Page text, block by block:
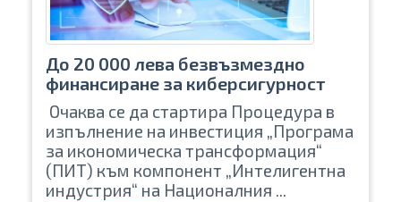
До 20 000 лева безвъзмездно
финансиране за киберсигурност
Очаква се да стартира Процедура в
изпълнение на инвестиция „Програма
за икономическа трансформация“
(ПИТ) към компонент „Интелигентна
индустрия“ на Националния ...